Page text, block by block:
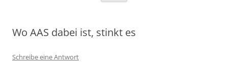
Wo AAS dabei ist, stinkt es
Schreibe eine Antwort